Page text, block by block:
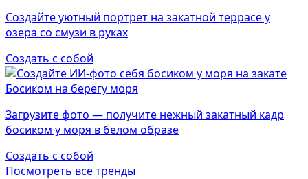
Создайте уютный портрет на закатной террасе у
озера со смузи в руках
Создать с собой
Босиком на берегу моря
Загрузите фото — получите нежный закатный кадр
босиком у моря в белом образе
Создать с собой
Посмотреть все тренды